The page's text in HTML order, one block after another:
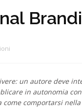
un autore deve
in autonomia
comportarsi